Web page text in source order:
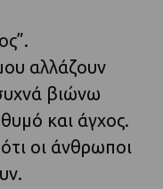
αλλάζουν
βιώνω
και άγχος.
οι άνθρωποι